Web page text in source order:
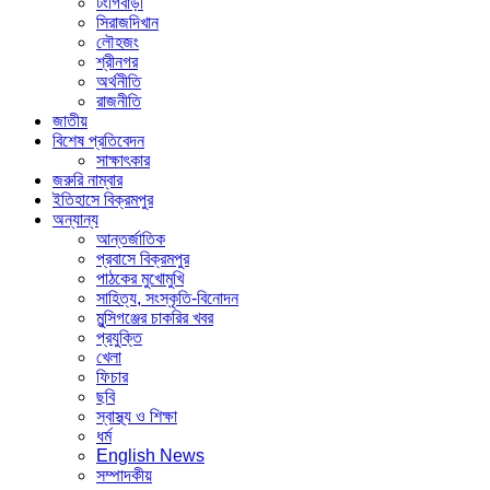
সিরাজদিখান
লৌহজং
শ্রীনগর
অর্থনীতি
রাজনীতি
জাতীয়
বিশেষ প্রতিবেদন
সাক্ষাৎকার
জরুরি নাম্বার
ইতিহাসে বিক্রমপুর
অন্যান্য
আন্তর্জাতিক
প্রবাসে বিক্রমপুর
পাঠকের মুখোমুখি
সাহিত্য, সংস্কৃতি-বিনোদন
মুন্সিগঞ্জের চাকরির খবর
প্রযুক্তি
খেলা
ফিচার
ছবি
স্বাস্থ্য ও শিক্ষা
ধর্ম
English News
সম্পাদকীয়